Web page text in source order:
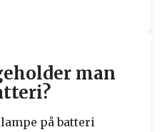
man
på batteri